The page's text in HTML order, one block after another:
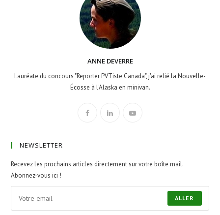
ANNE DEVERRE
Lauréate du concours "Reporter PVTiste Canada", j'ai relié la Nouvelle-
Écosse à l'Alaska en minivan.
NEWSLETTER
Recevez les prochains articles directement sur votre boîte mail.
Abonnez-vous ici !
ALLER